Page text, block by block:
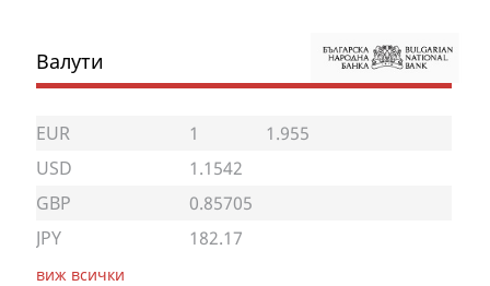
Валути
EUR 1
1.955
USD
1.1542
GBP
0.85705
JPY
182.17
виж всички